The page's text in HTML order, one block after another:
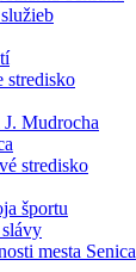
stredisko
J. Mudrocha
stredisko
športu
slávy
mesta Senica